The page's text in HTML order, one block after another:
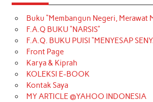
e
b
o
o
k
t
a
g
r
a
m
T
o
k
t
e
r
k
e
d
t
t
e
T
u
b
Buku “Membangun Negeri, Merawat
F.A.Q BUKU “NARSIS”
F.A.Q. BUKU PUISI “MENYESAP
Front Page
Karya & Kiprah
KOLEKSI E-BOOK
Kontak Saya
MY ARTICLE @YAHOO INDONESIA